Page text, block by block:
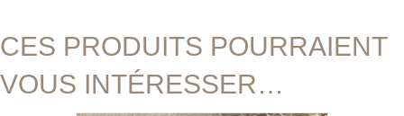
CES PRODUITS POURRAIENT
VOUS INTÉRESSER…